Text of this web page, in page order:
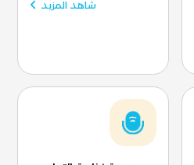
شاهد المزيد